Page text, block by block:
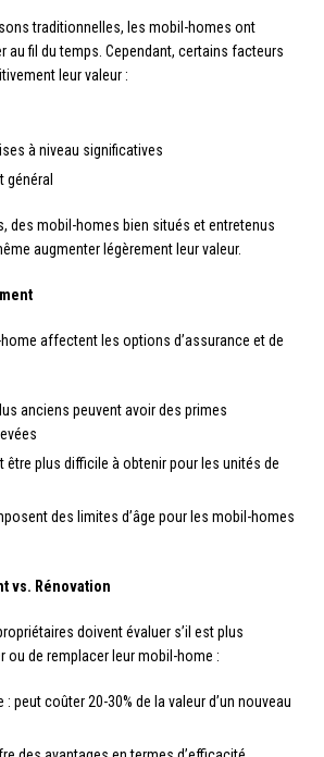
traditionnelles, les mobil-homes ont
au fil du temps. Cependant, certains facteurs
leur valeur :
à niveau significatives
général
des mobil-homes bien situés et entretenus
augmenter légèrement leur valeur.
home affectent les options d’assurance et de
anciens peuvent avoir des primes
être plus difficile à obtenir pour les unités de
des limites d’âge pour les mobil-homes
vs. Rénovation
doivent évaluer s’il est plus
ou de remplacer leur mobil-home :
: peut coûter 20-30% de la valeur d’un nouveau